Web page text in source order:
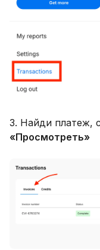
3. Найди платеж,
«Просмотреть»